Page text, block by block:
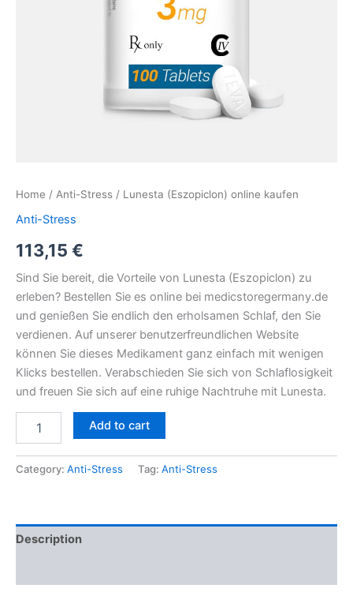
Home / Anti-Stress / Lunesta (Eszopiclon) online kaufen
Anti-Stress
113,15 €
Sind Sie bereit, die Vorteile von Lunesta (Eszopiclon) zu
erleben? Bestellen Sie es online bei medicstoregermany.de
und genießen Sie endlich den erholsamen Schlaf, den Sie
verdienen. Auf unserer benutzerfreundlichen Website
können Sie dieses Medikament ganz einfach mit wenigen
Klicks bestellen. Verabschieden Sie sich von Schlaflosigkeit
und freuen Sie sich auf eine ruhige Nachtruhe mit Lunesta.
Add to cart
Category: Anti-Stress Tag: Anti-Stress
Description